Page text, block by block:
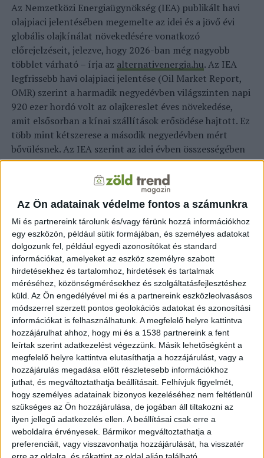
Az Ön adatainak védelme fontos a számunkra
Mi és partnereink tárolunk és/vagy férünk hozzá információkhoz
egy eszközön, például sütik formájában, és személyes adatokat
dolgozunk fel, például egyedi azonosítókat és standard
információkat, amelyeket az eszköz személyre szabott
hirdetésekhez és tartalomhoz, hirdetések és tartalmak
méréséhez, közönségmérésekhez és szolgáltatásfejlesztéshez
küld. Az Ön engedélyével mi és a partnereink eszközleolvasásos
módszerrel szerzett pontos geolokációs adatokat és azonosítási
információkat is felhasználhatunk. A megfelelő helyre kattintva
hozzájárulhat ahhoz, hogy mi és a 1538 partnereink a fent
leírtak szerint adatkezelést végezzünk. Másik lehetőségként a
megfelelő helyre kattintva elutasíthatja a hozzájárulást, vagy a
hozzájárulás megadása előtt részletesebb információkhoz
juthat, és megváltoztathatja beállításait. Felhívjuk figyelmét,
hogy személyes adatainak bizonyos kezeléséhez nem feltétlenül
szükséges az Ön hozzájárulása, de jogában áll tiltakozni az
ilyen jellegű adatkezelés ellen. A beállításai csak erre a
weboldalra érvényesek. Bármikor megváltoztathatja a
preferenciáit, vagy visszavonhatja hozzájárulását, ha visszatér
Az Nemzetközi Energiaügynökség (IEA) publikált havi
olajpiaci jelentésében megemelte az idei és a jövő évi
globális olajkínálat növekedésére vonatkozó
előrejelzéseit, jelezve, hogy 2026-ban még nagyobb
többlet várható – írja az alternativenergia.hu. Az IEA
legfrissebb havi olajpiaci jelentése (Oil Market Report,
OMR) szerint a harmadik negyedévben világszinten napi
920 ezer hordó volt az olajkereslet éves növekedése,
amit elsősorban a kínai szállítások erősödése hajtott. Ez
több mint kétszerese a második negyedévben mért
bővülésnek. Az IEA szerint az idei évben összességében
napi 790 ezer hordó 2026-ban pedig 770 ezer hordó
lehet az éves keresletnövekedés, főként az Egyesült
Államok és Kína felhasználási igényének köszönhetően.
A kínálati oldalon októberben átmenetileg megállt a
hónapok óta tartó növekedés: a globális olajtermelés
napi 440 ezer hordóval 108,2 millió hordóra csökkent.
Ennek ellenére a világszintű kitermelés január óta napi
6,2 millió hordóval nőtt, nagyjából fele-fele arányban
OPEC+ és nem-OPEC+ országok között megosztva. Az
IEA várakozásai szerint 2025-ben átlagosan napi 3,1
millió hordóval, 2026-ban pedig napi 2,5 millió hordóval
nőhet a globális kínálat, elérve a napi 108,7 millió
hordós szintet.
A globális olajtartalékok szeptemberben 2021 júliusa
óta a legnagyobb mértékben 77,7 millió hordóval nőttek.
Októberben az előzetes adatok további
készletnövekedést jeleznek, döntően a tengeren lévő
olajkészletek bővülése miatt. Az északi-tengeri Dated
Brent olajár októberben 3 dollárral, 65 dollár/hordóra
esett vissza, ami már a negyedik egymást követő havi